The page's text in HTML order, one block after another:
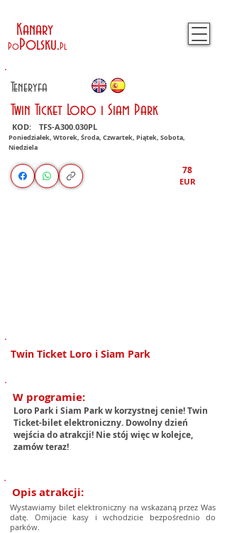
Kanary
PoPolsku.Pl
Teneryfa
Twin Ticket Loro i Siam Park
KOD: TFS-A300.030PL
Poniedziałek, Wtorek, Środa, Czwartek, Piątek, Sobota,
Niedziela
78
EUR
Twin Ticket Loro i Siam Park
W programie:
Loro Park i Siam Park w korzystnej cenie! Twin
Ticket-bilet elektroniczny. Dowolny dzień
wejścia do atrakcji! Nie stój więc w kolejce,
zamów teraz!
Opis atrakcji:
Wystawiamy bilet elektroniczny na wskazaną przez Was
datę. Omijacie kasy i wchodzicie bezpośrednio do
parków.